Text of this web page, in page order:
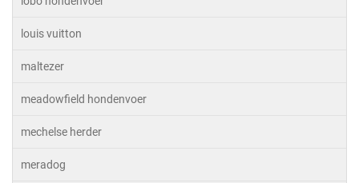
louis vuitton
maltezer
meadowfield hondenvoer
mechelse herder
meradog